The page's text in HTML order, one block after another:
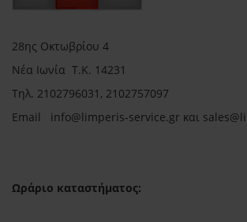
28ης Οκτωβρίου 4
Νέα Ιωνία Τ.Κ. 14231
Τηλ. 2102796031, 2102757097
Email info@limperis-service.gr και
Ωράριο καταστήματος: